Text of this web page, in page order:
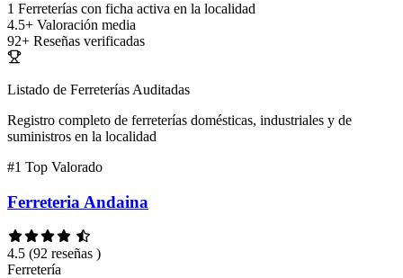
1 Ferreterías con ficha activa en la localidad
4.5+ Valoración media
92+ Reseñas verificadas
Listado de Ferreterías Auditadas
Registro completo de ferreterías domésticas, industriales y de
suministros en la localidad
#1 Top Valorado
Ferreteria Andaina
4.5 (92 reseñas )
Ferretería